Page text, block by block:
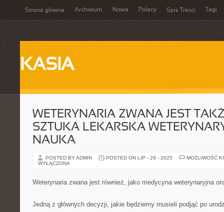
Strona główna Archiwum Nowa Polacy Spis Treści Tagi
KASIA
WETERYNARIA ZWANA JEST
SZTUKA LEKARSKA
NAUKA
POSTED BY ADMIN POSTED ON LIP - 29 - 2025
MOŻLIWOŚĆ
WYŁĄCZONA
Weterynaria zwana jest również, jako medycyna weterynaryjna
Jedną z głównych decyzji, jakie będziemy musieli podjąć po